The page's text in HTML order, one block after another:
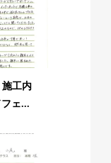
工内
ェ...